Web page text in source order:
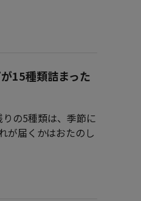
15種類詰まった
の5種類は、季節に
が届くかはおたのし